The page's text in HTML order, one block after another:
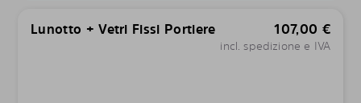
Lunotto + Vetri Fissi Portiere 107,00 €
incl. spedizione e IVA